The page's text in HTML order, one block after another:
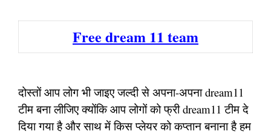
Free dream 11 team
दोस्तों आप लोग भी जाइए जल्दी से अपना-अपना dream11
टीम बना लीजिए क्योंकि आप लोगों को फ्री dream11 टीम दे
दिया गया है और साथ में किस प्लेयर को कप्तान बनाना है हम